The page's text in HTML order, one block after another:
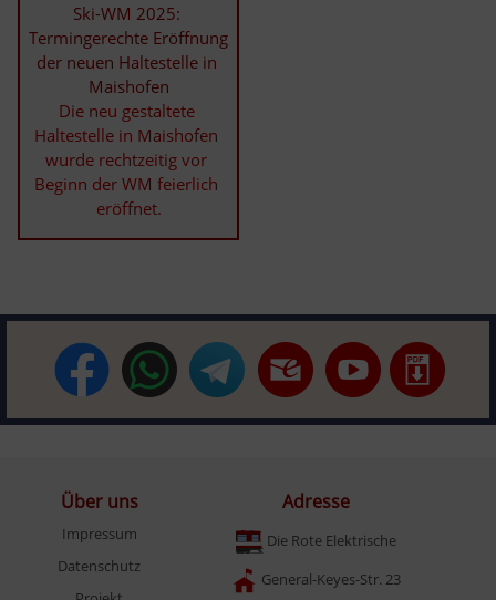
Ski-WM 2025:
Termingerechte Eröffnung
der neuen Haltestelle in
Maishofen
Die neu gestaltete
Haltestelle in Maishofen
wurde rechtzeitig vor
Beginn der WM feierlich
eröffnet.
Über uns
Impressum
Datenschutz
Adresse
Die Rote Elektrische
General-Keyes-Str. 23